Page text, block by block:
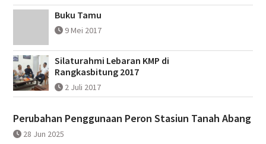
Buku Tamu
9 Mei 2017
Silaturahmi Lebaran KMP di
Rangkasbitung 2017
2 Juli 2017
Perubahan Penggunaan Peron Stasiun Tanah Abang
28 Jun 2025